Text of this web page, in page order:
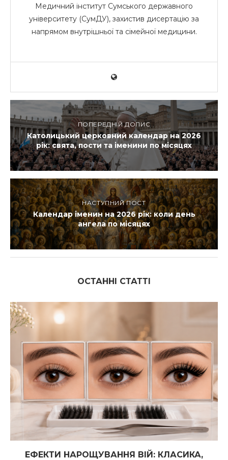
Медичний інститут Сумського державного
університету (СумДУ), захистив дисертацію за
напрямом внутрішньої та сімейної медицини.
ПОПЕРЕДНІЙ ДОПИС
Католицький церковний календар на 2026
рік: свята, пости та іменини по місяцях
НАСТУПНИЙ ПОСТ
Календар іменин на 2026 рік: коли день
ангела по місяцях
ОСТАННІ СТАТТІ
ЕФЕКТИ НАРОЩУВАННЯ ВІЙ: КЛАСИКА,